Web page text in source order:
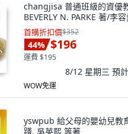
changjisa 普通班級的資優
BEVERLY N. PARKE 著/李
首購折扣價$352
44% $196
運費 $195
8/12 星期三 預
WOW免運
yswpub 給父母的嬰幼兒教
踐, 吳英熙 等著